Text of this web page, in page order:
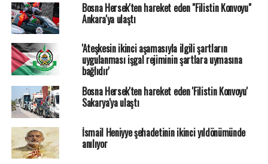
Bosna Hersek'ten hareket eden "Filistin Konvoyu"
Ankara'ya ulaştı
'Ateşkesin ikinci aşamasıyla ilgili şartların
uygulanması işgal rejiminin şartlara uymasına
bağlıdır'
Bosna Hersek'ten hareket eden 'Filistin Konvoyu'
Sakarya'ya ulaştı
İsmail Heniyye şehadetinin ikinci yıldönümünde
anılıyor